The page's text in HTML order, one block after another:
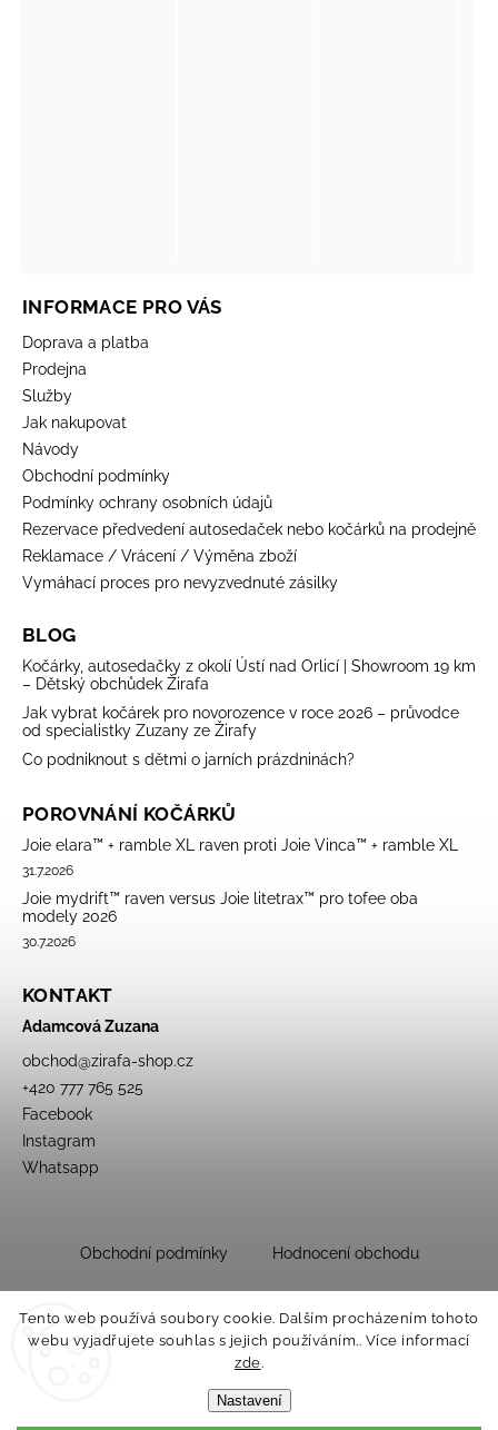
Tento web používá soubory cookie. Dalším procházením tohoto
webu vyjadřujete souhlas s jejich používáním.. Více informací
zde.
Nastavení
INFORMACE PRO VÁS
Doprava a platba
Prodejna
Služby
Jak nakupovat
Návody
Obchodní podmínky
Podmínky ochrany osobních údajů
Rezervace předvedení autosedaček nebo kočárků na prodejně
Reklamace / Vrácení / Výměna zboží
Vymáhací proces pro nevyzvednuté zásilky
BLOG
Kočárky, autosedačky z okolí Ústí nad Orlicí | Showroom 19 km
– Dětský obchůdek Žirafa
Jak vybrat kočárek pro novorozence v roce 2026 – průvodce
od specialistky Zuzany ze Žirafy
Co podniknout s dětmi o jarních prázdninách?
POROVNÁNÍ KOČÁRKŮ
Joie elara™ + ramble XL raven proti Joie Vinca™ + ramble XL
31.7.2026
Joie mydrift™ raven versus Joie litetrax™ pro tofee oba
modely 2026
30.7.2026
KONTAKT
Adamcová Zuzana
obchod@zirafa-shop.cz
+420 777 765 525
Facebook
Instagram
Whatsapp
Obchodní podmínky Hodnocení obchodu